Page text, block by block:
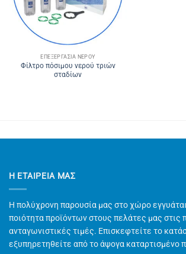
ΕΠΕΞΕΡΓΑΣΊΑ ΝΕΡΟΎ
Φίλτρο πόσιμου νερού τριών
σταδίων
Η ΕΤΑΙΡΕΊΑ ΜΑΣ
Η πολύχρονη παρουσία μας στο χώρο
ποιότητα προϊόντων στους πελάτες μας στις
ανταγωνιστικές τιμές. Επισκεφτείτε το
εξυπηρετηθείτε από το άψογα καταρτισμένο